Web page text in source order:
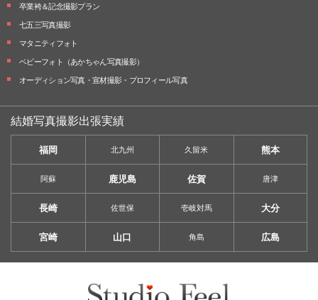
卒業袴＆記念撮影プラン
七五三写真撮影
マタニティフォト
ベビーフォト （あかちゃん写真撮影）
オーディション写真・ 宣材撮影・ プロフィール写真
結婚写真撮影出張実績
福岡 北九州 久留米 熊本
阿蘇 鹿児島 佐賀 唐津
長崎 佐世保 壱岐対馬 大分
宮崎 山口 角島 広島